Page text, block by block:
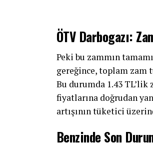
ÖTV Darbogazı:
Peki bu zammın
gereğince, toplam zam
Bu durumda 1.43 TL’lik
fiyatlarına doğrudan
artışının tüketici
Benzinde Son